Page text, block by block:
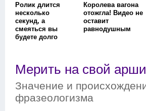
Ролик длится
несколько
секунд, а
смеяться вы
будете долго
Королева вагона
отожгла! Видео не
оставит
равнодушным
Мерить на свой
Значение и
фразеологизма